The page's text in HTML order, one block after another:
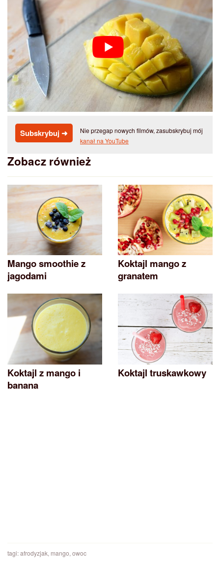
Subskrybuj ➜
Nie przegap nowych filmów, zasubskrybuj mój
kanał na YouTube
Zobacz również
Mango smoothie z
jagodami
Koktajl mango z
granatem
Koktajl z mango i
banana
Koktajl truskawkowy
tagi:afrodyzjak, mango, owoc